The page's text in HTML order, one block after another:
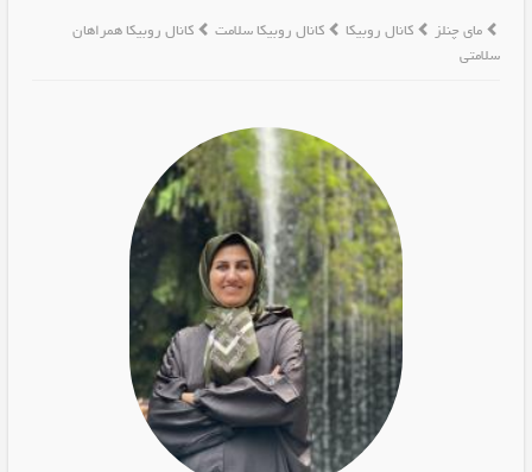
مای چنلز کانال روبیکا کانال روبیکا سلامت
کانال روبیکا همراهان
سلامتی